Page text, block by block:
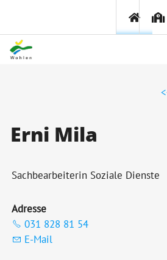
Politik & Verwaltung
Themen & Services
Erni Mila
Sachbearbeiterin Soziale Dienste
Adresse
031 828 81 54
E-Mail